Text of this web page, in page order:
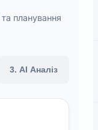
планування
3. AI Аналіз